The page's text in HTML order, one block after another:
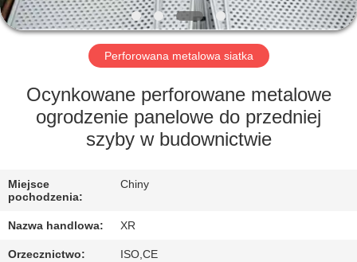
WYCIECZKA
FABRYCE
KONTROLA
SKONTAKTUJ
Perforowana metalowa siatka
Ocynkowane perforowane metalowe
ogrodzenie panelowe do przedniej
szyby w budownictwie
Miejsce
pochodzenia:
Chiny
Nazwa handlowa: XR
Orzecznictwo: ISO,CE